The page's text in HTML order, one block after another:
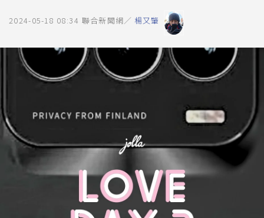
2024-05-18 08:34 聯合新聞網／ 楊又肇